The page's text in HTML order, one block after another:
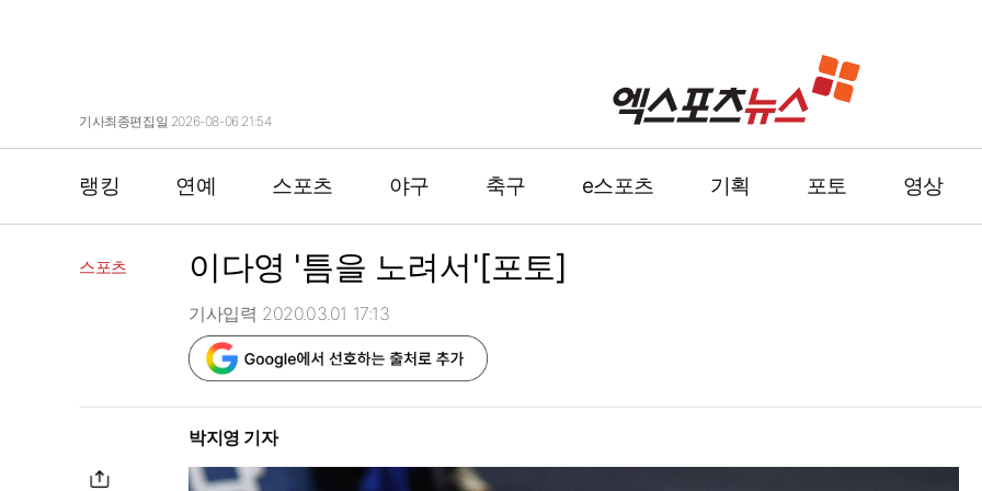
기사최종편집일 2026-08-06 21:54
랭킹 연예 스포츠 야구 축구 e스포츠 기획 포토 영상
스포츠 이다영 '틈을 노려서'[포토]
기사입력 2020.03.01 17:13
박지영 기자